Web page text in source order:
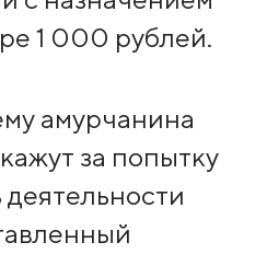
1 000 рублей.
амурчанина
за попытку
деятельности